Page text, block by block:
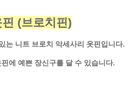
(브로치핀)
는 니트 브로치 악세사리 옷핀입니다.
에 예쁜 장신구를 달 수 있습니다.